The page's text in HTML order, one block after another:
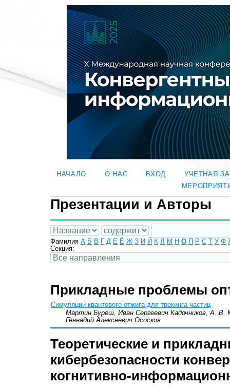
НАЧАЛО О НАС ВХОД
УЧЕТНАЯ
Презентации и Авторы
Фамилия А Б В Д Е Ё Ж З И Й К Л М Н О Р С У Ф
Секция:
Прикладные проблемы
Симуляции квантового отжига для трекинга частиц
Мартин Буреш, Иван Сергеевич Кадочников, А. В.
Геннадий Алексеевич Ососков
Теоретические и
кибербезопасности
когнитивно-